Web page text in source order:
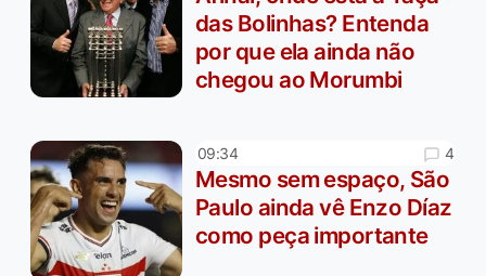
das Bolinhas? Entenda
por que ela ainda não
chegou ao Morumbi
09:34 4
Mesmo sem espaço, São
Paulo ainda vê Enzo Díaz
como peça importante